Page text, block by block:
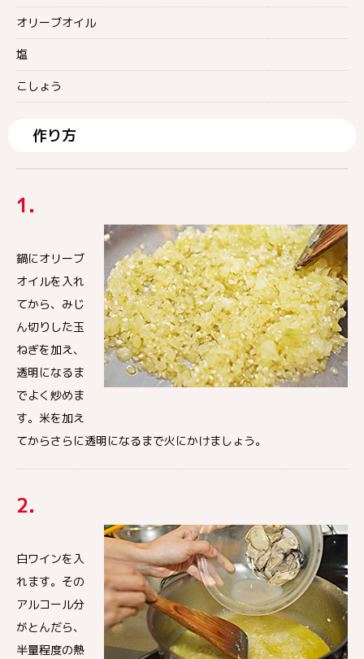
オリーブオイル
塩
こしょう
作り方
1.
鍋にオリーブ
オイルを入れ
てから、みじ
ん切りした玉
ねぎを加え、
透明になるま
でよく炒めま
す。米を加え
てからさらに透明になるまで火にかけましょう。
2.
白ワインを入
れます。その
アルコール分
がとんだら、
半量程度の熱